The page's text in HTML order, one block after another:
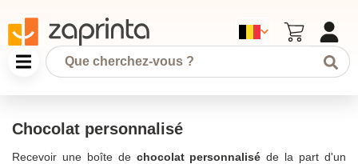
Chocolat personnalisé
Recevoir une boîte de chocolat personnalisé de la part d'un